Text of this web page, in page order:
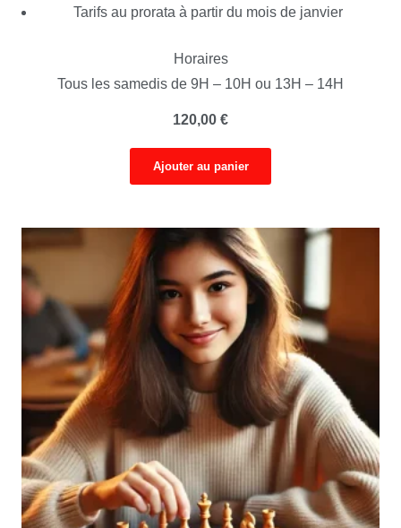
Tarifs au prorata à partir du mois de janvier
Horaires
Tous les samedis de 9H – 10H ou 13H – 14H
120,00 €
Ajouter au panier